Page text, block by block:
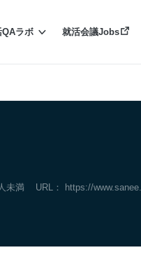
QAラボ 就活会議Jobs
未満 URL： https://